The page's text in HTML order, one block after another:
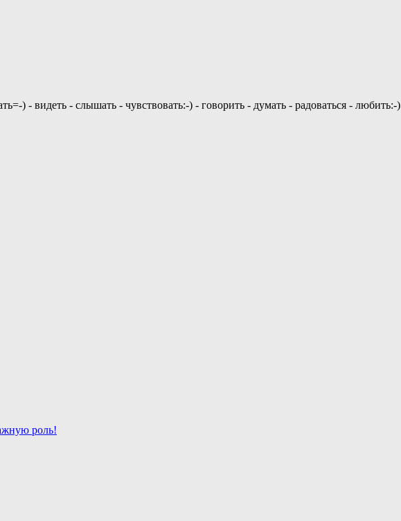
) - видеть - слышать - чувствовать:-) - говорить - думать - радоваться - любить:-)
роль!